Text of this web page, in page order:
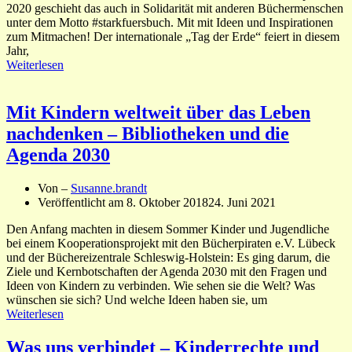
2020 geschieht das auch in Solidarität mit anderen Büchermenschen
unter dem Motto #starkfuersbuch. Mit mit Ideen und Inspirationen
zum Mitmachen! Der internationale „Tag der Erde“ feiert in diesem
Jahr,
Weiterlesen
Mit Kindern weltweit über das Leben
nachdenken – Bibliotheken und die
Agenda 2030
Von – Susanne.brandt
Veröffentlicht am 8. Oktober 201824. Juni 2021
Den Anfang machten in diesem Sommer Kinder und Jugendliche
bei einem Kooperationsprojekt mit den Bücherpiraten e.V. Lübeck
und der Büchereizentrale Schleswig-Holstein: Es ging darum, die
Ziele und Kernbotschaften der Agenda 2030 mit den Fragen und
Ideen von Kindern zu verbinden. Wie sehen sie die Welt? Was
wünschen sie sich? Und welche Ideen haben sie, um
Weiterlesen
Was uns verbindet – Kinderrechte und